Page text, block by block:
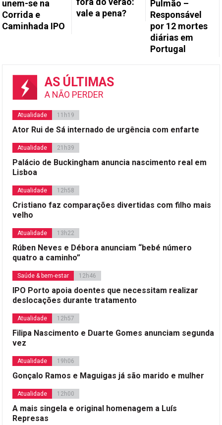
unem-se na
Corrida e
Caminhada IPO
vale a pena?
Pulmão –
Responsável
por 12 mortes
diárias em
Portugal
AS ÚLTIMAS
A NÃO PERDER
Atualidade 11h19
Ator Rui de Sá internado de urgência com enfarte
Atualidade 21h39
Palácio de Buckingham anuncia nascimento real em
Lisboa
Atualidade 12h58
Cristiano faz comparações divertidas com filho mais
velho
Atualidade 13h22
Rúben Neves e Débora anunciam “bebé número
quatro a caminho”
Saúde & bem-estar 12h46
IPO Porto apoia doentes que necessitam realizar
deslocações durante tratamento
Atualidade 12h57
Filipa Nascimento e Duarte Gomes anunciam segunda
vez
Atualidade 19h06
Gonçalo Ramos e Maguigas já são marido e mulher
Atualidade 12h00
A mais singela e original homenagem a Luís
Represas